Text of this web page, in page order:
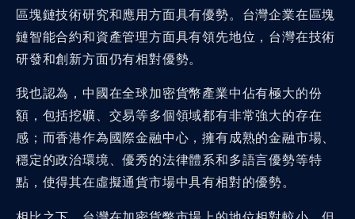
區塊鏈技術研究和應用方面具有優勢。台灣企業在區塊
鏈智能合約和資產管理方面具有領先地位，台灣在技術
研發和創新方面仍有相對優勢。
我也認為，中國在全球加密貨幣產業中佔有極大的份
額，包括挖礦、交易等多個領域都有非常強大的存在
感；而香港作為國際金融中心，擁有成熟的金融市場、
穩定的政治環境、優秀的法律體系和多語言優勢等特
點，使得其在虛擬通貨市場中具有相對的優勢。